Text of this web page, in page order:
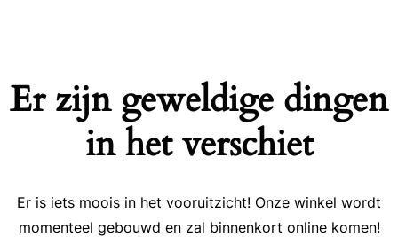
Er zijn geweldige dingen
in het verschiet
Er is iets moois in het vooruitzicht! Onze winkel wordt
momenteel gebouwd en zal binnenkort online komen!